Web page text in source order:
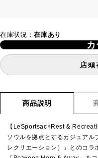
在庫状況：在庫あり
カ
店頭
商品説明
【LeSportsac×Rest &
ソウルを拠点とするカジュア
レクリエーション）」とのコラ